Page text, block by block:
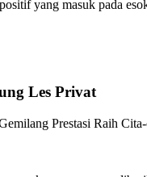
yang masuk pada
Les Privat
Prestasi Raih